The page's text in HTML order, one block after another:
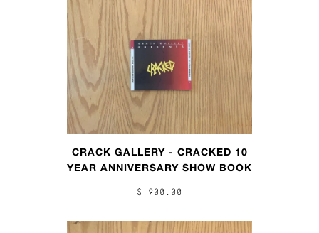
CRACK GALLERY - CRACKED 10
YEAR ANNIVERSARY SHOW BOOK
$ 900.00